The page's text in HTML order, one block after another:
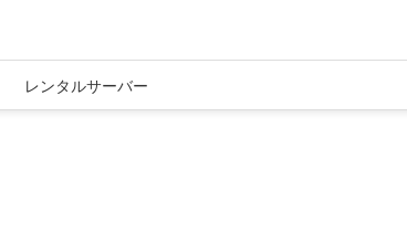
レンタルサーバー